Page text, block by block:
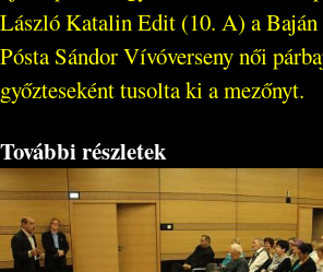
László Katalin Edit (10. A) a Baján
Pósta Sándor Vívóverseny női
győzteseként tusolta ki a mezőnyt.
További részletek